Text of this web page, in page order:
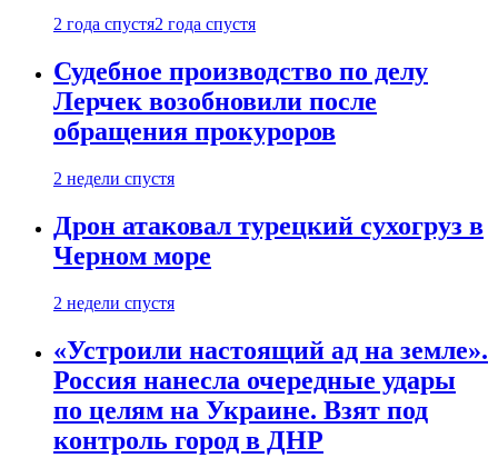
2 года спустя2 года спустя
Судебное производство по делу
Лерчек возобновили после
обращения прокуроров
2 недели спустя
Дрон атаковал турецкий сухогруз в
Черном море
2 недели спустя
«Устроили настоящий ад на земле».
Россия нанесла очередные удары
по целям на Украине. Взят под
контроль город в ДНР